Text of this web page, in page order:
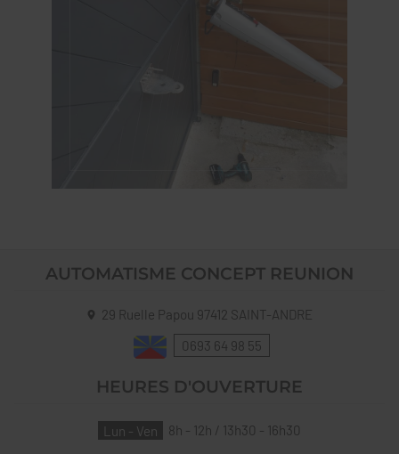
AUTOMATISME CONCEPT REUNION
29 Ruelle Papou 97412 SAINT-ANDRE
0693 64 98 55
HEURES D'OUVERTURE
Lun - Ven 8h - 12h / 13h30 - 16h30